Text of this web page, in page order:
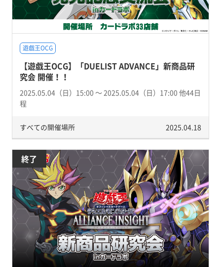
遊戯王OCG
【遊戯王OCG】「DUELIST ADVANCE」新商品研
究会 開催！！
2025.05.04（日）15:00 〜 2025.05.04（日）17:00 他44日
程
すべての開催場所 2025.04.18
終了